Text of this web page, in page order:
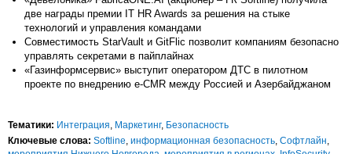
две награды премии IT HR Awards за решения на стыке
технологий и управления командами
Совместимость StarVault и GitFlic позволит компаниям безопасно
управлять секретами в пайплайнах
«Газинформсервис» выступит оператором ДТС в пилотном
проекте по внедрению e-CMR между Россией и Азербайджаном
Тематики: Интеграция, Маркетинг, Безопасность
Ключевые слова: Softline, информационная безопасность, Софтлайн,